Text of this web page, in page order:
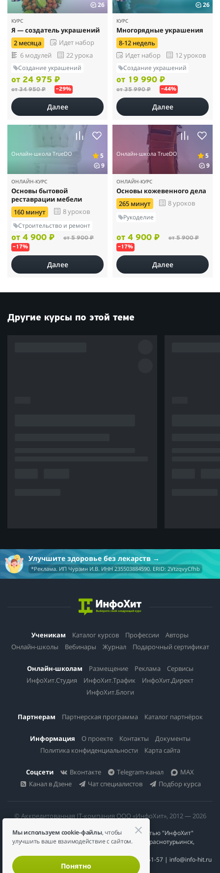
26
КУРС
Я — создатель украшений
2 месяца
Идет набор
6 модулей
22 урока
Создание украшений
от 24 975 ₽
от 34 950 ₽ –29%
Далее
26
КУРС
Многорядные украшения
8-12 недель
Идет набор
12 уроков
Создание украшений
от 19 990 ₽
от 35 990 ₽ –44%
Далее
Онлайн-школа TrueDO
5
9
ОНЛАЙН-КУРС
Основы бытовой
реставрации мебели
160 минут
8 уроков
Строительство и ремонт
от 4 900 ₽ от 5 900 ₽
–17%
Далее
Онлайн-школа TrueDO
5
9
ОНЛАЙН-КУРС
Основы кожевенного дела
265 минут
8 уроков
Рукоделие
от 4 900 ₽ от 5 900 ₽
–17%
Далее
Другие курсы по этой теме
Улучшите здоровье без лекарств
*Реклама. ИП Чурзин И.В. ИНН 235503884590. ERID: 2VtzqvyCfhb
Ученикам Каталог курсов Профессии
Авторы
Онлайн-школы
Вебинары Журнал Подарочный сертификат
Онлайн-школам Размещение Реклама
Сервисы
ИнфоХит.Студия
ИнфоХит.Трафик
ИнфоХит.Директ
ИнфоХит.Блоги
Партнерам Партнерская программа Каталог партнёрок
Информация О проекте Контакты
Документы
Политика конфиденциальности
Карта сайта
Соцсети Вконтакте Telegram-канал
MAX
Канал в Дзене
Чат специалистов Подбор курса
© Аккредитованная IT-компания ООО «ИнфоХит», 2012 — 2026
Общество с ограниченной ответственностью "ИнфоХит"
624446, Россия, Свердловская область, г. Краснотурьинск,
ИНН 6617023200 | КПП 661701001 | +7 984 888-51-57 | info@info-hit.ru
Мы используем cookie-файлы, чтобы
улучшить ваше взаимодействие с сайтом.
Понятно